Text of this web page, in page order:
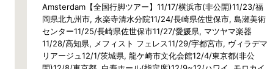
Amsterdam【全国行脚ツアー】11/17/横浜市(非公開)11/23/福
岡県北九州市, 永楽寺清水分院11/24/長崎県佐世保市, 島瀬美術
センター11/25/長崎県佐世保市11/27/愛媛県, マツヤマ楽器
11/28/高知県, メフィスト フェレス11/29/宇都宮市, ヴィラデマ
リアージュ12/1/茨城県, 龍ケ崎市文化会館12/4/東京都(非公